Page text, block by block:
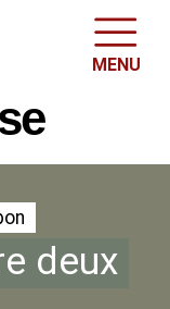
MENU
deux